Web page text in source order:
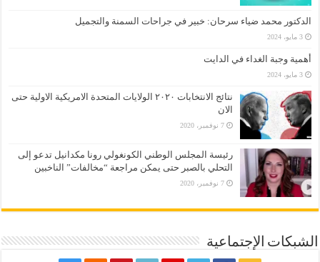
الدكتور محمد ضياء سرحان: خبير في جراحات السمنة والتجميل
3 مايو، 2024
أهمية وجبة الغداء في الدايت
3 مايو، 2024
نتائج الانتخابات ٢٠٢٠ الولايات المتحدة الامريكية الاولية حتى
الان
7 نوفمبر، 2020
رئيسة المجلس الوطني الكونغولي رونا مكدانيل تدعو إلى
التحلي بالصبر حتى يمكن مراجعة “مخالفات” الناخبين
7 نوفمبر، 2020
الشبكات الإجتماعية